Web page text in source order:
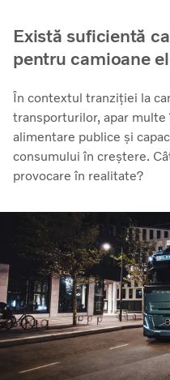
Există suficientă
pentru camioane
În contextul tranziției la
transporturilor, apar
alimentare publice și
consumului în creștere.
provocare în realitate?